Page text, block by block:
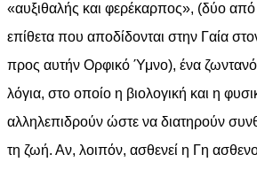
«αυξιθαλής και φερέκαρπος», (δύο από
επίθετα που αποδίδονται στην Γαία
προς αυτήν Ορφικό Ύμνο), ένα
λόγια, στο οποίο η βιολογική και η
αλληλεπιδρούν ώστε να διατηρούν
τη ζωή. Αν, λοιπόν, ασθενεί η Γη